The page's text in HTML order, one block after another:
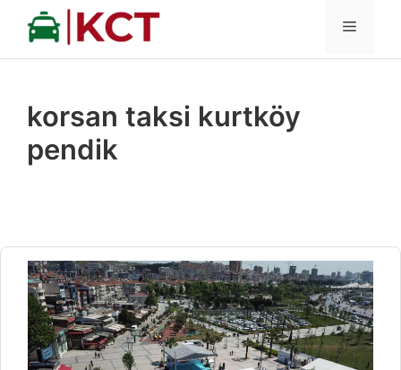
İçeriğe
MENÜ
korsan taksi kurtköy
pendik